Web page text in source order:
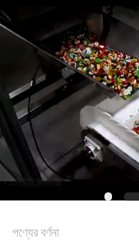
উদ্ধৃতি
অনুরোধ
করুন
SITEMAP
গোপনীয়তা
পণ্যের বর্ণনা